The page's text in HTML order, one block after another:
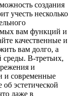
создания
учесть несколько
вам функций и
качественные и
вам долго, а
В-третьих,
и
и современные
эстетической
даже в